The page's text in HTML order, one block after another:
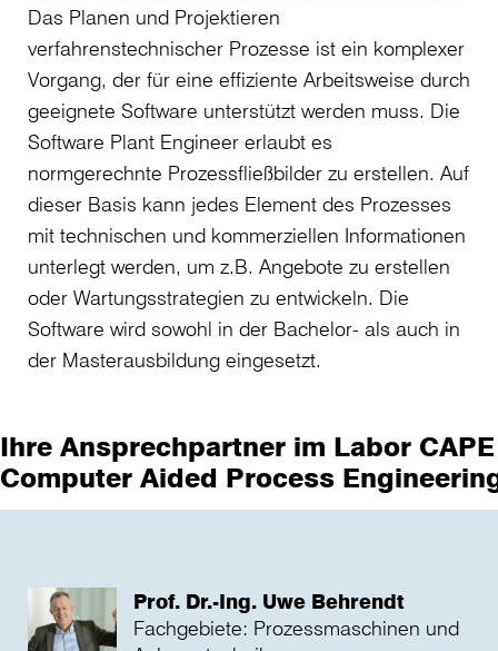
Das Planen und Projektieren
verfahrenstechnischer Prozesse ist ein komplexer
Vorgang, der für eine effiziente Arbeitsweise durch
geeignete Software unterstützt werden muss. Die
Software Plant Engineer erlaubt es
normgerechnte Prozessfließbilder zu erstellen. Auf
dieser Basis kann jedes Element des Prozesses
mit technischen und kommerziellen Informationen
unterlegt werden, um z.B. Angebote zu erstellen
oder Wartungsstrategien zu entwickeln. Die
Software wird sowohl in der Bachelor- als auch in
der Masterausbildung eingesetzt.
Ihre Ansprechpartner im Labor
Computer Aided Process
Prof. Dr.-Ing. Uwe Behrendt
Fachgebiete: Prozessmaschinen und